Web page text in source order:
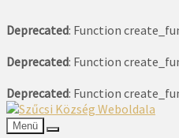
Deprecated: Function
Deprecated: Function
Deprecated: Function
Menü